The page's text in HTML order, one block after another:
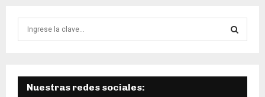
Ú
Nuestras redes sociales: